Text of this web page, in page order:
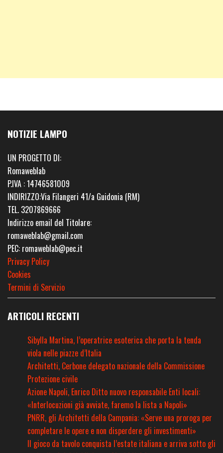
NOTIZIE LAMPO
UN PROGETTO DI:
Romaweblab
P.IVA : 14746581009
INDIRIZZO:Via Filangeri 41/a Guidonia (RM)
TEL. 3207869666
Indirizzo email del Titolare:
romaweblab@gmail.com
PEC: romaweblab@pec.it
Privacy Policy
Cookies
Termini di Servizio
ARTICOLI RECENTI
Sibylla Martina, l’operatrice esoterica che porta la tenda
viola nelle piazze d’Italia
Architetti, Cerbone delegato nazionale della Commissione
Protezione civile
Azione Napoli, Enrico Ditto nuovo responsabile Enti locali:
«Interlocuzioni già avviate, faremo la lista a Napoli»
PNRR, gli Architetti della Campania: «Serve una proroga per
completare le opere e non disperdere gli investimenti»
Il gioco da tavolo conquista l’estate italiana e arriva sotto gli